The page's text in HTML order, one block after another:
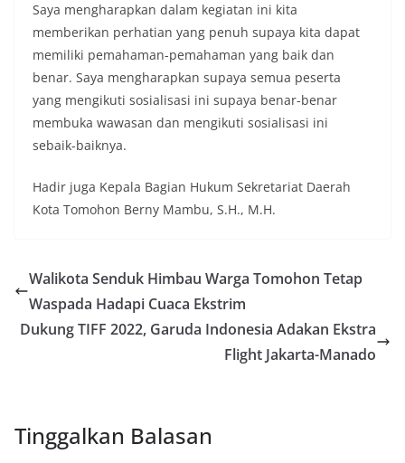
Saya mengharapkan dalam kegiatan ini kita
memberikan perhatian yang penuh supaya kita dapat
memiliki pemahaman-pemahaman yang baik dan
benar. Saya mengharapkan supaya semua peserta
yang mengikuti sosialisasi ini supaya benar-benar
membuka wawasan dan mengikuti sosialisasi ini
sebaik-baiknya.
Hadir juga Kepala Bagian Hukum Sekretariat Daerah
Kota Tomohon Berny Mambu, S.H., M.H.
Walikota Senduk Himbau Warga Tomohon Tetap
Waspada Hadapi Cuaca Ekstrim
Dukung TIFF 2022, Garuda Indonesia Adakan Ekstra
Flight Jakarta-Manado
Tinggalkan Balasan